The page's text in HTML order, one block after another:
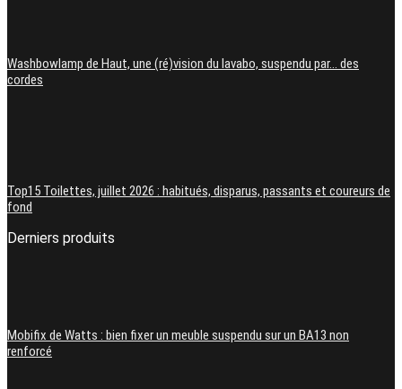
Washbowlamp de Haut, une (ré)vision du lavabo, suspendu par… des
cordes
Top15 Toilettes, juillet 2026 : habitués, disparus, passants et coureurs de
fond
Derniers produits
Mobifix de Watts : bien fixer un meuble suspendu sur un BA13 non
renforcé